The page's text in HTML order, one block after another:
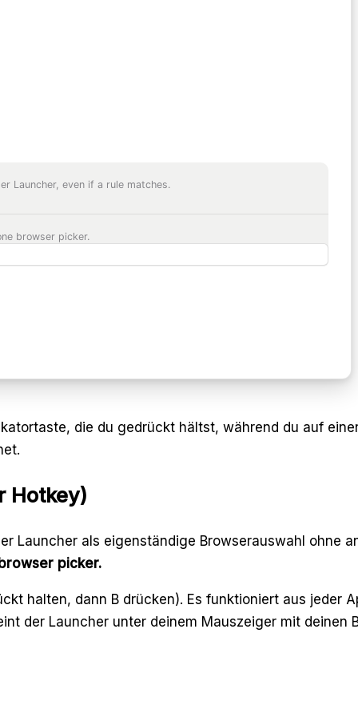
Launcher, even if a rule matches.
browser picker.
die du gedrückt hältst, während du auf
Hotkey)
Launcher als eigenständige Browserauswahl ohne
picker.
halten, dann B drücken). Es funktioniert aus jeder
der Launcher unter deinem Mauszeiger mit deinen